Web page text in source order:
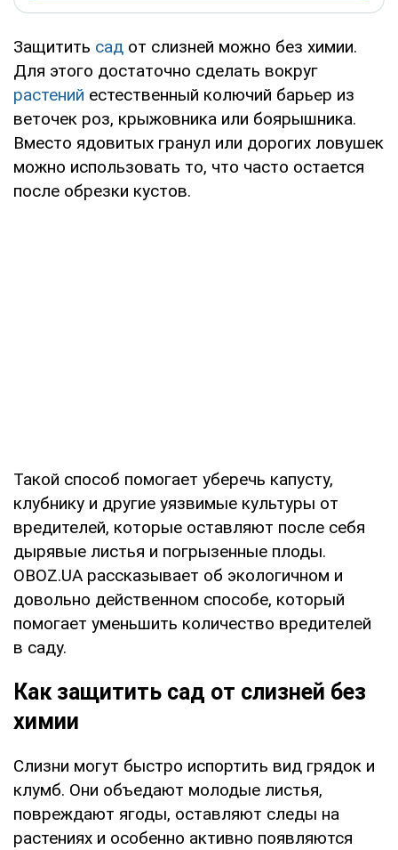
Защитить сад от слизней можно без химии.
Для этого достаточно сделать вокруг
растений естественный колючий барьер из
веточек роз, крыжовника или боярышника.
Вместо ядовитых гранул или дорогих ловушек
можно использовать то, что часто остается
после обрезки кустов.
Такой способ помогает уберечь капусту,
клубнику и другие уязвимые культуры от
вредителей, которые оставляют после себя
дырявые листья и погрызенные плоды.
OBOZ.UA рассказывает об экологичном и
довольно действенном способе, который
помогает уменьшить количество вредителей
в саду.
Как защитить сад от слизней без
химии
Слизни могут быстро испортить вид грядок и
клумб. Они объедают молодые листья,
повреждают ягоды, оставляют следы на
растениях и особенно активно появляются